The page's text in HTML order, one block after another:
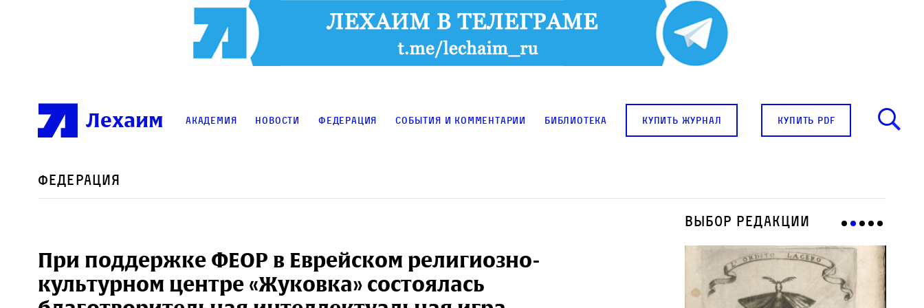
Лехаим Академия Новости Федерация События и комментарии Библиотека купить журнал купить pdf
Федерация
При поддержке ФЕОР в Еврейском религиозно-
культурном центре «Жуковка» состоялась
Выбор редакции